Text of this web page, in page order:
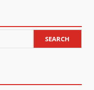
SEARCH